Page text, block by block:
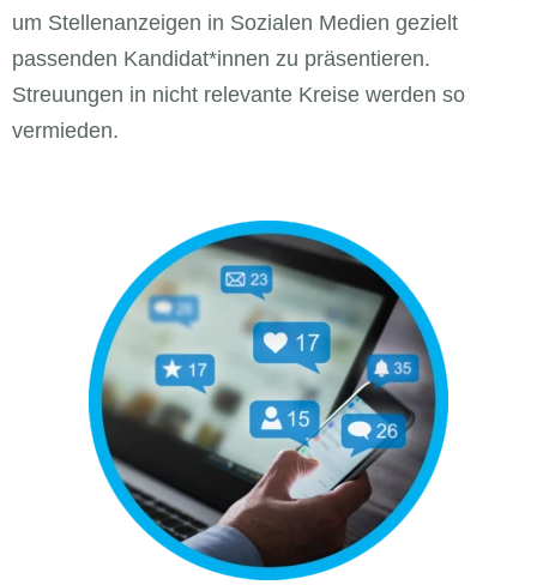
um Stellenanzeigen in Sozialen Medien gezielt
passenden Kandidat*innen zu präsentieren.
Streuungen in nicht relevante Kreise werden so
vermieden.